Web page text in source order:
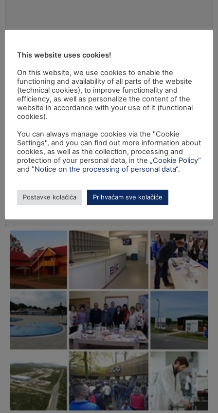
This website uses cookies!
On this website, we use cookies to enable the
functioning and availability of all parts of the website
(technical cookies), to improve functionality and
efficiency, as well as personalize the content of the
website in accordance with your use of it (functional
cookies).
You can always manage cookies via the "Cookie
Settings", and you can find out more information about
cookies, as well as the collection, processing and
protection of your personal data, in the „Cookie Policy“
and "Notice on the processing of personal data“.
Postavke kolačića Prihvaćam sve kolačiće